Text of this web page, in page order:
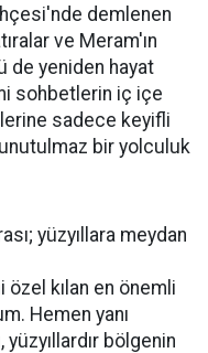
demlenen
ve Meram'ın
de yeniden hayat
sohbetlerin iç içe
sadece keyifli
bir yolculuk
yüzyıllara meydan
kılan en önemli
Hemen yanı
bölgenin